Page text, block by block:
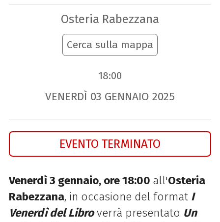
Osteria Rabezzana
Cerca sulla mappa
18:00
VENERDÌ 03 GENNAIO 2025
EVENTO TERMINATO
Venerdì 3 gennaio, ore 18:00 all'Osteria
Rabezzana, in occasione del format I
Venerdì del Libroverrà presentato Un